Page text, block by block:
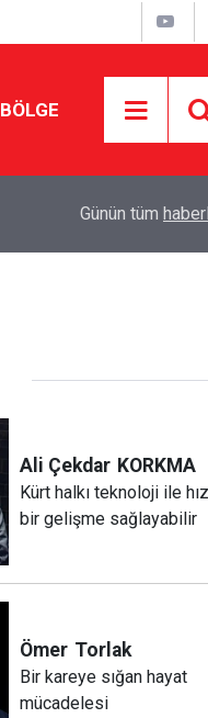
BÖLGE
MGK’den çözüm süreci
Günün tüm
Ali Çekdar KORKMA
Kürt halkı teknoloji ile
bir gelişme sağlayabilir
Ömer Torlak
Bir kareye sığan hayat
mücadelesi